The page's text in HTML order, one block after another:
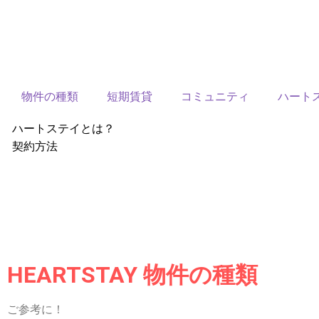
物件の種類 短期賃貸 コミュニティ ハート
ハートステイとは？
契約方法
HEARTSTAY 物件の種類
ご参考に！